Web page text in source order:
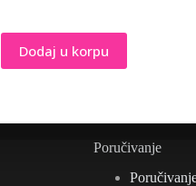
Dodaj u korpu
Poručivanje